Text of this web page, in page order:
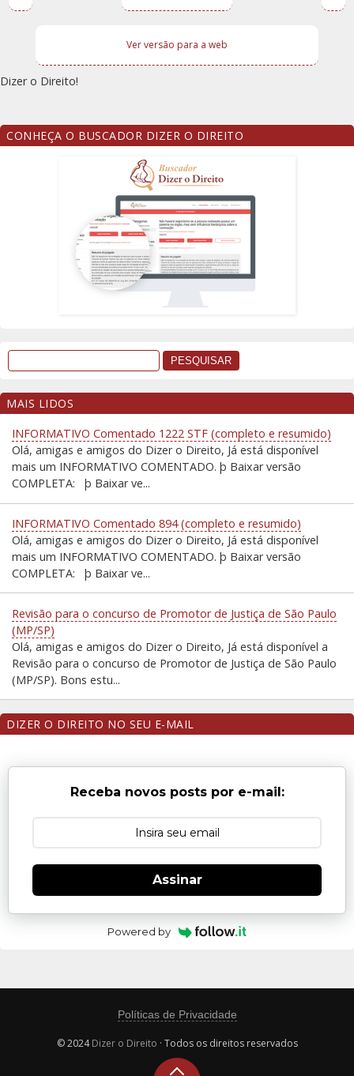
Ver versão para a web
Dizer o Direito!
CONHEÇA O BUSCADOR DIZER O DIREITO
MAIS LIDOS
INFORMATIVO Comentado 1222 STF (completo e resumido)
Olá, amigas e amigos do Dizer o Direito, Já está disponível
mais um INFORMATIVO COMENTADO. þ Baixar versão
COMPLETA: þ Baixar ve...
INFORMATIVO Comentado 894 (completo e resumido)
Olá, amigas e amigos do Dizer o Direito, Já está disponível
mais um INFORMATIVO COMENTADO. þ Baixar versão
COMPLETA: þ Baixar ve...
Revisão para o concurso de Promotor de Justiça de São Paulo
(MP/SP)
Olá, amigas e amigos do Dizer o Direito, Já está disponível a
Revisão para o concurso de Promotor de Justiça de São Paulo
(MP/SP). Bons estu...
DIZER O DIREITO NO SEU E-MAIL
Receba novos posts por e-mail:
Assinar
Powered by
Políticas de Privacidade
© 2024Dizer o Direito · Todos os direitos reservados